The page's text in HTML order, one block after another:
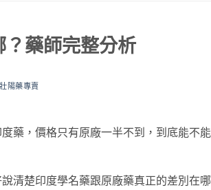
藥師完整分析
陽藥專賣
藥，價格只有原廠一半不到，到底能不能
清楚印度學名藥跟原廠藥真正的差別在哪